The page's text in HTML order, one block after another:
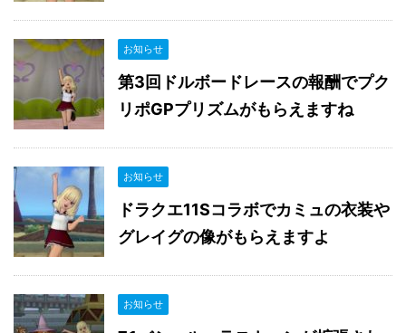
お知らせ
第3回ドルボードレースの報酬でプク
リポGPプリズムがもらえますね
お知らせ
ドラクエ11Sコラボでカミュの衣装や
グレイグの像がもらえますよ
お知らせ